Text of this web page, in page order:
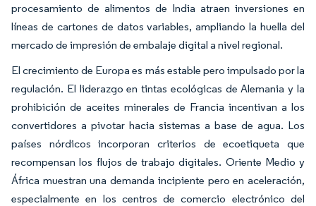
procesamiento de alimentos de India atraen inversiones en
líneas de cartones de datos variables, ampliando la huella del
mercado de impresión de embalaje digital a nivel regional.
El crecimiento de Europa es más estable pero impulsado por la
regulación. El liderazgo en tintas ecológicas de Alemania y la
prohibición de aceites minerales de Francia incentivan a los
convertidores a pivotar hacia sistemas a base de agua. Los
países nórdicos incorporan criterios de ecoetiqueta que
recompensan los flujos de trabajo digitales. Oriente Medio y
África muestran una demanda incipiente pero en aceleración,
especialmente en los centros de comercio electrónico del